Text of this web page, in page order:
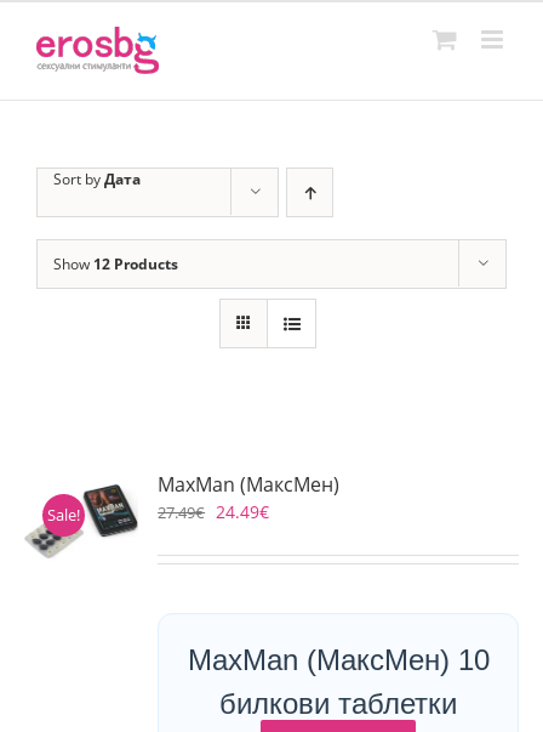
content
Sort byДата
Show 12 Products
Sale!
MaxMan (МаксМен)
27.49€ 24.49€
MaxMan (МаксМен) 10
билкови таблетки